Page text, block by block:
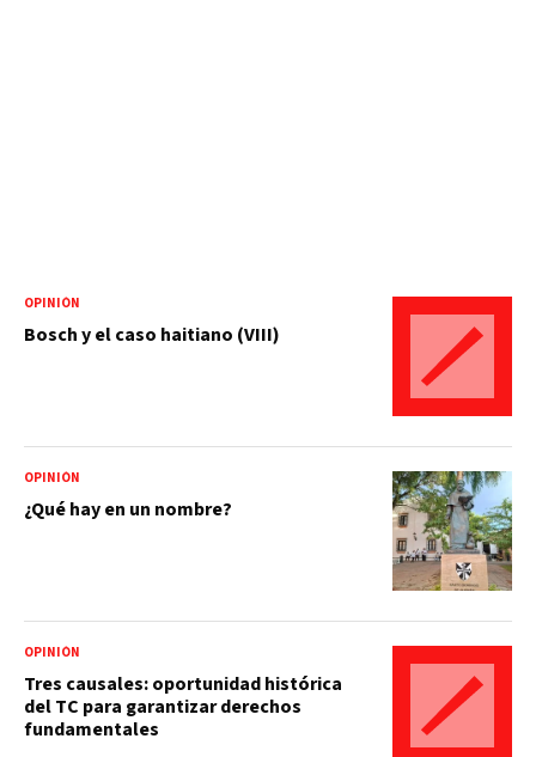
OPINIÓN
Bosch y el caso haitiano (VIII)
OPINIÓN
¿Qué hay en un nombre?
OPINIÓN
Tres causales: oportunidad histórica
del TC para garantizar derechos
fundamentales